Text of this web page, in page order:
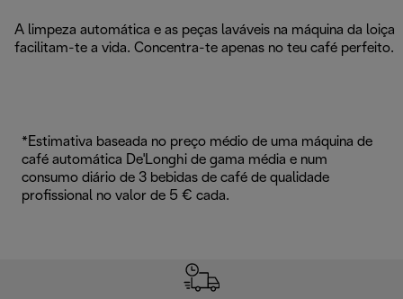
A limpeza automática e as peças laváveis na máquina da loiça
facilitam-te a vida. Concentra-te apenas no teu café perfeito.
*Estimativa baseada no preço médio de uma máquina de
café automática De'Longhi de gama média e num
consumo diário de 3 bebidas de café de qualidade
profissional no valor de 5 € cada.